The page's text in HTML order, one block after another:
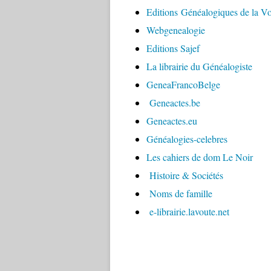
Editions Généalogiques de la
Webgenealogie
Editions Sajef
La librairie du Généalogiste
GeneaFrancoBelge
Geneactes.be
Geneactes.eu
Généalogies-celebres
Les cahiers de dom Le Noir
Histoire & Sociétés
Noms de famille
e-librairie.lavoute.net